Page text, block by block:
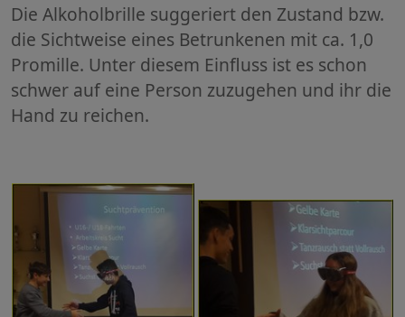
Die Alkoholbrille suggeriert den Zustand bzw.
die Sichtweise eines Betrunkenen mit ca. 1,0
Promille. Unter diesem Einfluss ist es schon
schwer auf eine Person zuzugehen und ihr die
Hand zu reichen.